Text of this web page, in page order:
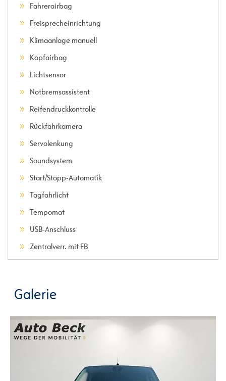
Fahrerairbag
Freisprecheinrichtung
Klimaanlage manuell
Kopfairbag
Lichtsensor
Notbremsassistent
Reifendruckkontrolle
Rückfahrkamera
Servolenkung
Soundsystem
Start/Stopp-Automatik
Tagfahrlicht
Tempomat
USB-Anschluss
Zentralverr. mit FB
Galerie